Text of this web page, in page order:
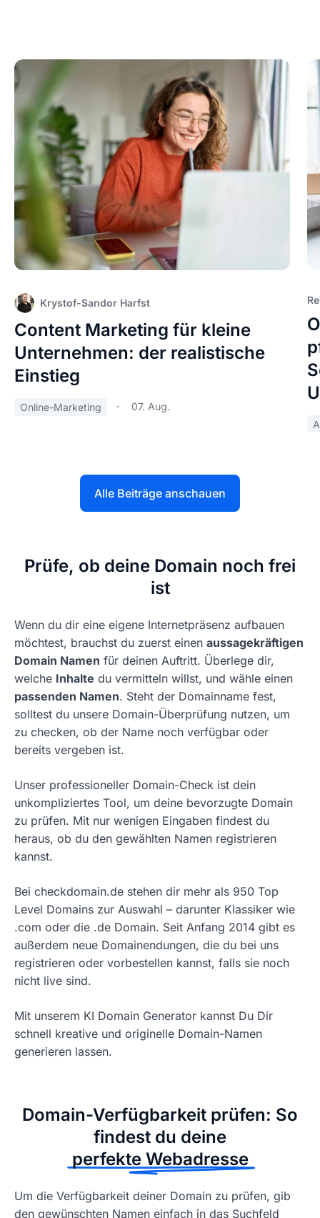
Krystof-Sandor Harfst
Content Marketing für kleine
Unternehmen: der realistische
Einstieg
Online-Marketing 07. Aug.
Alle Beiträge anschauen
Prüfe, ob deine Domain noch frei
ist
Wenn du dir eine eigene Internetpräsenz aufbauen
möchtest, brauchst du zuerst einen aussagekräftigen
Domain Namen für deinen Auftritt. Überlege dir,
welche Inhalte du vermitteln willst, und wähle einen
passenden Namen. Steht der Domainname fest,
solltest du unsere Domain-Überprüfung nutzen, um
zu checken, ob der Name noch verfügbar oder
bereits vergeben ist.
Unser professioneller Domain-Check ist dein
unkompliziertes Tool, um deine bevorzugte Domain
zu prüfen. Mit nur wenigen Eingaben findest du
heraus, ob du den gewählten Namen registrieren
kannst.
Bei checkdomain.de stehen dir mehr als 950 Top
Level Domains zur Auswahl – darunter Klassiker wie
.com oder die .de Domain. Seit Anfang 2014 gibt es
außerdem neue Domainendungen, die du bei uns
registrieren oder vorbestellen kannst, falls sie noch
nicht live sind.
Mit unserem KI Domain Generator kannst Du Dir
schnell kreative und originelle Domain-Namen
generieren lassen.
Domain-Verfügbarkeit prüfen: So
findest du deine
perfekte Webadresse
Um die Verfügbarkeit deiner Domain zu prüfen, gib
den gewünschten Namen einfach in das Suchfeld